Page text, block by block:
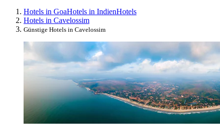
Hotels in GoaHotels in IndienHotels
Hotels in Cavelossim
Günstige Hotels in Cavelossim